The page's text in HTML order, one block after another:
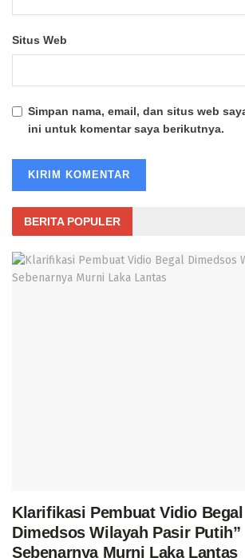
Situs Web
Simpan nama, email, dan situs web
ini untuk komentar saya berikutnya.
BERITA POPULER
Klarifikasi Pembuat Vidio Begal
Dimedsos Wilayah Pasir Putih”
Sebenarnya Murni Laka Lantas